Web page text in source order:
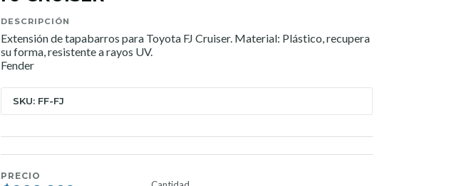
DESCRIPCIÓN
Extensión de tapabarros para Toyota FJ Cruiser. Material: Plástico, recupera
su forma, resistente a rayos UV.
Fender
SKU: FF-FJ
PRECIO